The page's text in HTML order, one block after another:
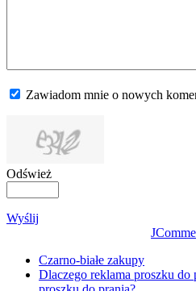
Zawiadom mnie o nowych
Odśwież
Wyślij
Czarno-białe zakupy
Dlaczego reklama proszku